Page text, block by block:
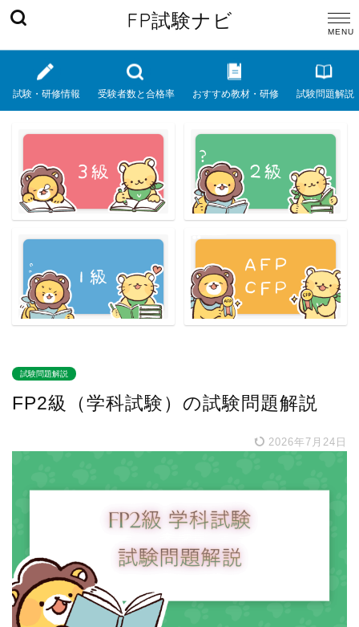
FP試験ナビ
試験・研修情報 受験者数と合格率 おすすめ教材・研修 試験問題解説
試験問題解説
FP2級（学科試験）の試験問題解説
2026年7月24日